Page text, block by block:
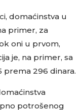
domaćinstva u
primer, za
oni u prvom,
je, na primer, sa
296 dinara.
potrošenog